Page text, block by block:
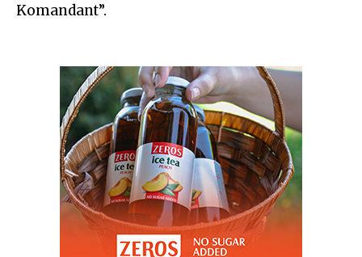
Komandant”.